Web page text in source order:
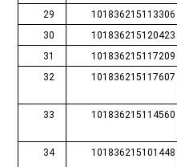
29
101836215113306
30
101836215120423
31
101836215117209
32
101836215117607
33
101836215114560
34
101836215101448